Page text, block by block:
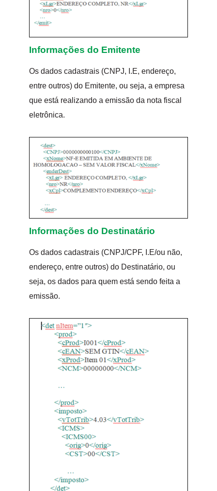
Informações do Emitente
Os dados cadastrais (CNPJ, I.E, endereço,
entre outros) do Emitente, ou seja, a empresa
que está realizando a emissão da nota fiscal
eletrônica.
Informações do Destinatário
Os dados cadastrais (CNPJ/CPF, I.E/ou não,
endereço, entre outros) do Destinatário, ou
seja, os dados para quem está sendo feita a
emissão.